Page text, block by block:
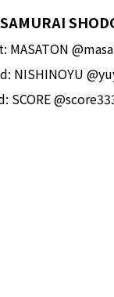
SAMURAI
MASATON
NISHINOYU
SCORE